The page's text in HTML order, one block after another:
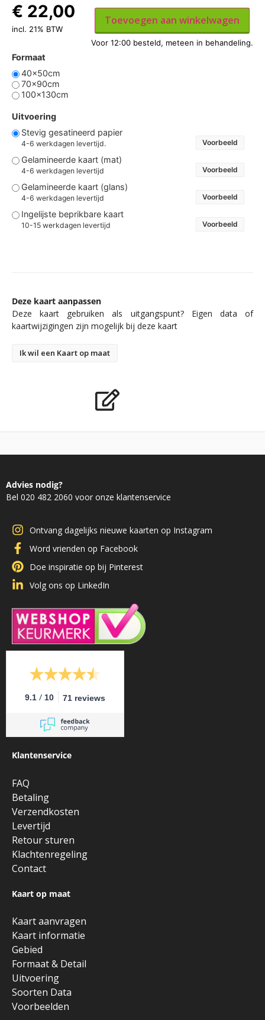
Formaat
40x50cm
70x90cm
100x130cm
Uitvoering
Stevig gesatineerd papier
4-6 werkdagen levertijd. Voorbeeld
Gelamineerde kaart (mat)
4-6 werkdagen levertijd Voorbeeld
Gelamineerde kaart (glans)
4-6 werkdagen levertijd Voorbeeld
Ingelijste beprikbare kaart
10-15 werkdagen levertijd Voorbeeld
€ 22,00
incl. 21% BTW
Toevoegen aan winkelwagen
Deze kaart aanpassen
Deze kaart gebruiken als uitgangspunt? Eigen data of
kaartwijzigingen zijn mogelijk bij deze kaart
Ik wil een Kaart op maat
Advies nodig?
Bel 020 482 2060 voor onze klantenservice
Ontvang dagelijks nieuwe kaarten op Instagram
Word vrienden op Facebook
Doe inspiratie op bij Pinterest
Volg ons op LinkedIn
9.1 / 10 71 reviews
Klantenservice
FAQ
Betaling
Verzendkosten
Levertijd
Retour sturen
Klachtenregeling
Contact
Kaart op maat
Kaart aanvragen
Kaart informatie
Gebied
Formaat & Detail
Uitvoering
Soorten Data
Voorbeelden